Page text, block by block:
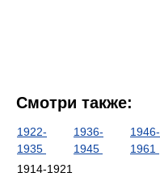
Смотри также:
1922-
1935
1936-
1945
1946-
1961
1914-1921